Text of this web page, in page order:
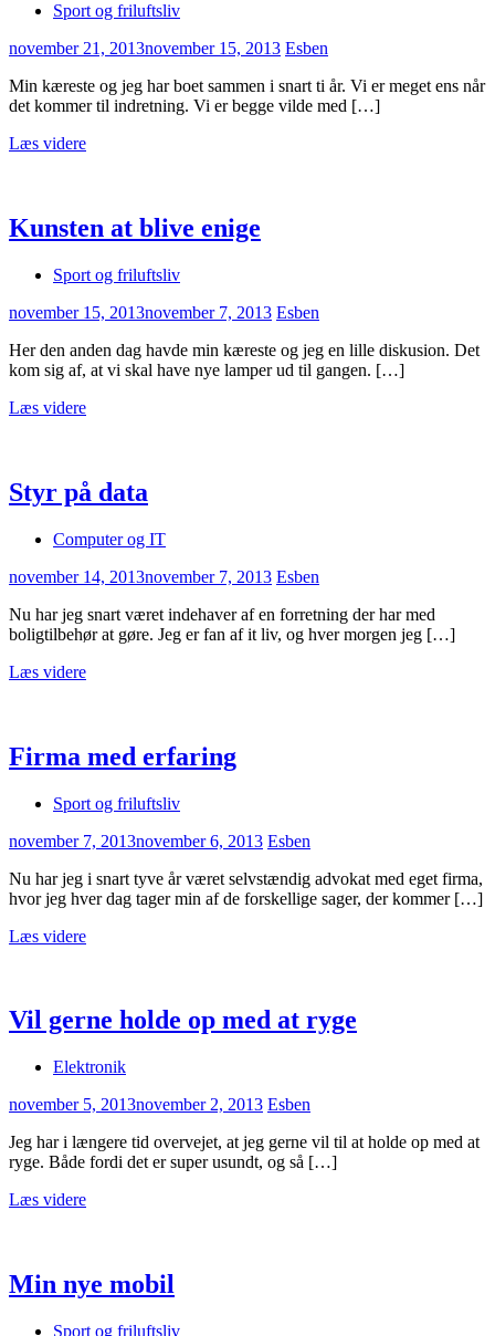
Sport og friluftsliv
november 21, 2013november 15, 2013 Esben
Min kæreste og jeg har boet sammen i snart ti år. Vi er meget ens når
det kommer til indretning. Vi er begge vilde med […]
Læs videre
Kunsten at blive enige
Sport og friluftsliv
november 15, 2013november 7, 2013 Esben
Her den anden dag havde min kæreste og jeg en lille diskusion. Det
kom sig af, at vi skal have nye lamper ud til gangen. […]
Læs videre
Styr på data
Computer og IT
november 14, 2013november 7, 2013 Esben
Nu har jeg snart været indehaver af en forretning der har med
boligtilbehør at gøre. Jeg er fan af it liv, og hver morgen jeg […]
Læs videre
Firma med erfaring
Sport og friluftsliv
november 7, 2013november 6, 2013 Esben
Nu har jeg i snart tyve år været selvstændig advokat med eget firma,
hvor jeg hver dag tager min af de forskellige sager, der kommer […]
Læs videre
Vil gerne holde op med at ryge
Elektronik
november 5, 2013november 2, 2013 Esben
Jeg har i længere tid overvejet, at jeg gerne vil til at holde op med at
ryge. Både fordi det er super usundt, og så […]
Læs videre
Min nye mobil
Sport og friluftsliv